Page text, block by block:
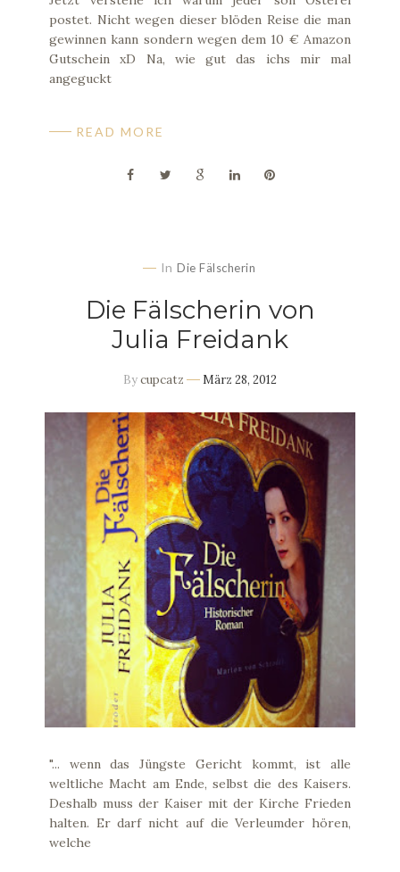
postet. Nicht wegen dieser blöden Reise die man
gewinnen kann sondern wegen dem 10 € Amazon
Gutschein xD Na, wie gut das ichs mir mal
angeguckt
READ MORE
In Die Fälscherin
Die Fälscherin von
Julia Freidank
Bycupcatz März 28, 2012
"... wenn das Jüngste Gericht kommt, ist alle
weltliche Macht am Ende, selbst die des Kaisers.
Deshalb muss der Kaiser mit der Kirche Frieden
halten. Er darf nicht auf die Verleumder hören,
welche